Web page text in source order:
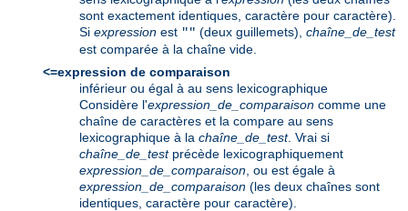
sont exactement identiques, caractère pour caractère).
Si expression est "" (deux guillemets), chaîne_de_test
est comparée à la chaîne vide.
<=expression de comparaison
inférieur ou égal à au sens lexicographique
Considère l'expression_de_comparaison comme une
chaîne de caractères et la compare au sens
lexicographique à la chaîne_de_test. Vrai si
chaîne_de_testprécède lexicographiquement
expression_de_comparaison , ou est égale à
expression_de_comparaison (les deux chaînes sont
identiques, caractère pour caractère).